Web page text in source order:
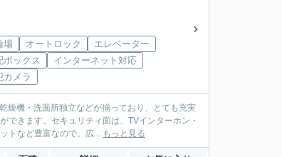
場 オートロック
エレベーター
ボックス
インターネット対応
カメラ
燥機・洗面所独立などが揃っており、とても充実
できます。セキュリティ面は、TVインターホン・
トなど豊富なので、広... もっと見る